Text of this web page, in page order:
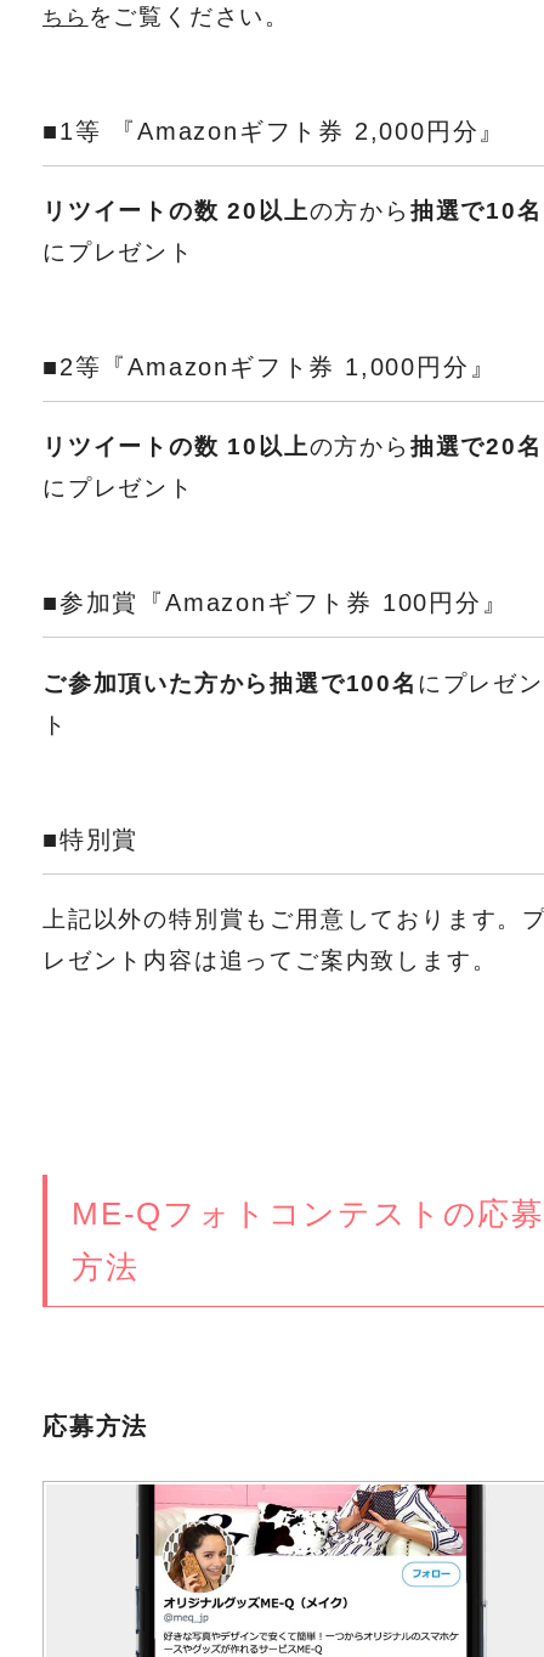
ちら をご覧ください。
■1等 『Amazonギフト券 2,000円分』
リツイートの数 20以上の方から 抽選で10名
にプレゼント
■2等『Amazonギフト券 1,000円分』
リツイートの数 10以上の方から 抽選で20名
にプレゼント
■参加賞『Amazonギフト券 100円分』
ご参加頂いた方から抽選で100名 にプレゼン
ト
■特別賞
上記以外の特別賞もご用意しております。
レゼント内容は追ってご案内致します。
ME-Qフォトコンテストの応
方法
応募方法